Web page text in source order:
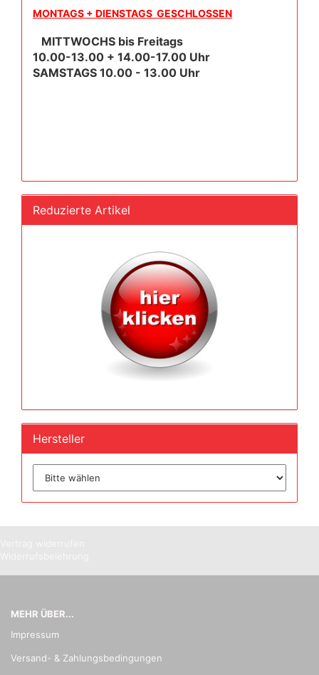
MONTAGS + DIENSTAGS GESCHLOSSEN
MITTWOCHS bis Freitags
10.00-13.00 + 14.00-17.00 Uhr
SAMSTAGS 10.00 - 13.00 Uhr
Reduzierte Artikel
Hersteller
MEHR ÜBER...
Impressum
Versand- & Zahlungsbedingungen